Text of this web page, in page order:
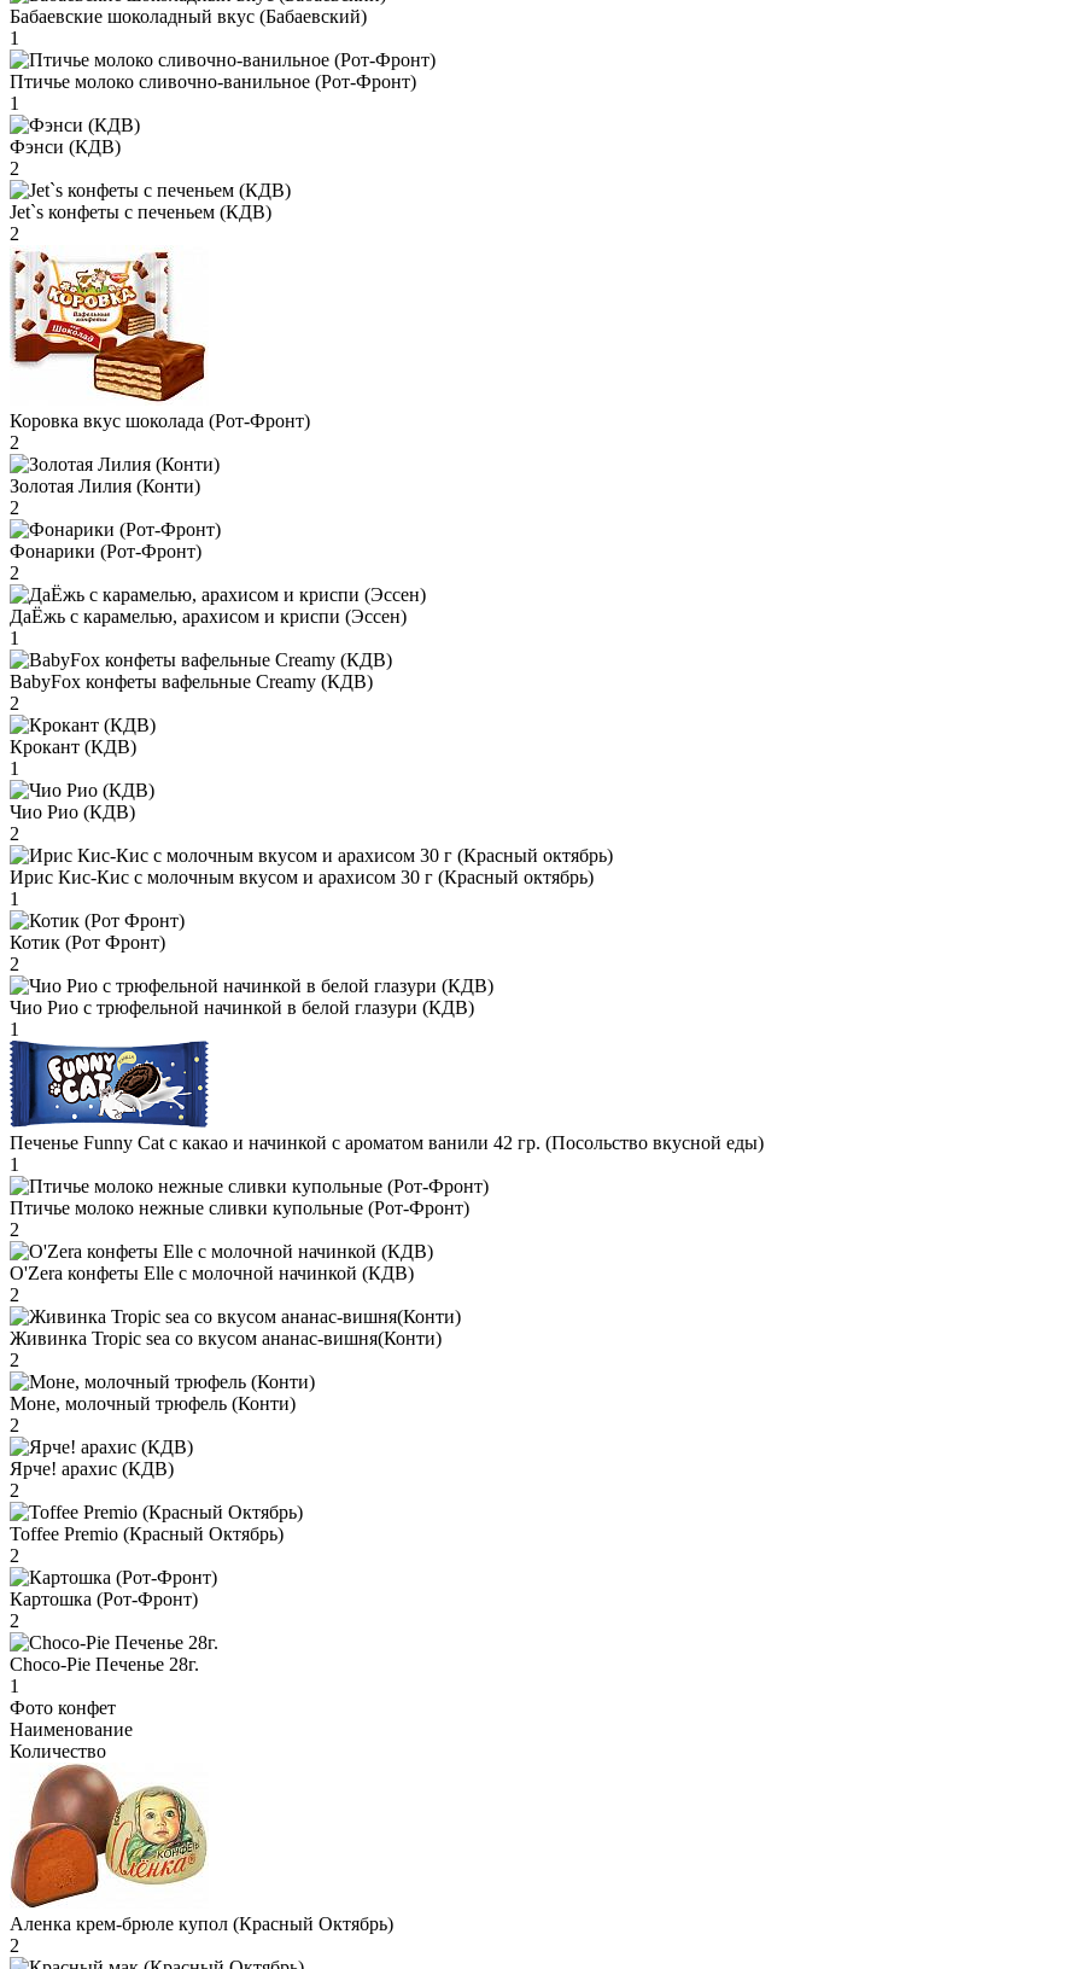
Бабаевские шоколадный вкус (Бабаевский)
1
Птичье молоко сливочно-ванильное (Рот-Фронт)
1
Фэнси (КДВ)
2
Jet`s конфеты с печеньем (КДВ)
2
Коровка вкус шоколада (Рот-Фронт)
2
Золотая Лилия (Конти)
2
Фонарики (Рот-Фронт)
2
ДаЁжь с карамелью, арахисом и криспи (Эссен)
1
BabyFox конфеты вафельные Creamy (КДВ)
2
Крокант (КДВ)
1
Чио Рио (КДВ)
2
Ирис Кис-Кис с молочным вкусом и арахисом 30 г (Красный октябрь)
1
Котик (Рот Фронт)
2
Чио Рио с трюфельной начинкой в белой глазури (КДВ)
1
Печенье Funny Сat с какао и начинкой с ароматом ванили 42 гр. (Посольство вкусной еды)
1
Птичье молоко нежные сливки купольные (Рот-Фронт)
2
O'Zera конфеты Elle с молочной начинкой (КДВ)
2
Живинка Tropic sea со вкусом ананас-вишня(Конти)
2
Моне, молочный трюфель (Конти)
2
Ярче! арахис (КДВ)
2
Toffee Premio (Красный Октябрь)
2
Картошка (Рот-Фронт)
2
Choco-Pie Печенье 28г.
1
Фото конфет
Наименование
Количество
Аленка крем-брюле купол (Красный Октябрь)
2